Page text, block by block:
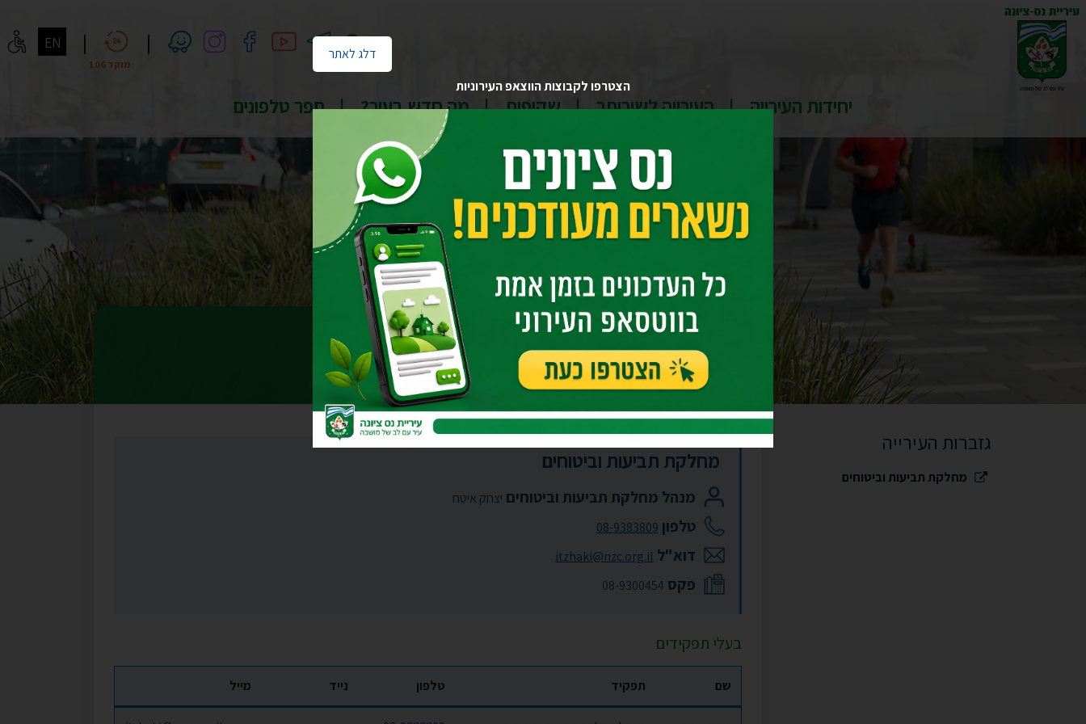
הצטרפו לקבוצות הווצאפ העירוניות
דלג לאתר
יחידות העירייה העירייה לשירותך שקיפות מה חדש בעיר? ספר טלפונים
חיפוש |
מוקד 106
|
EN
גזברות העירייה
תפריט משנה
מחלקת תביעות וביטוחים
יחידות העירייה גזברות העירייה מחלקת תביעות וביטוחים
מחלקת תביעות וביטוחים
מחלקת תביעות וביטוחים
מנהל מחלקת תביעות וביטוחים יצחק איטח
טלפון 08-9383809
דוא"ל itzhaki@nzc.org.il
פקס 08-9300454
בעלי תפקידים
שם תפקיד טלפון נייד מייל